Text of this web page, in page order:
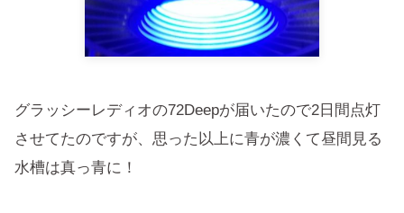
グラッシーレディオの72Deepが届いたので2日間点灯
させてたのですが、思った以上に青が濃くて昼間見る
水槽は真っ青に！